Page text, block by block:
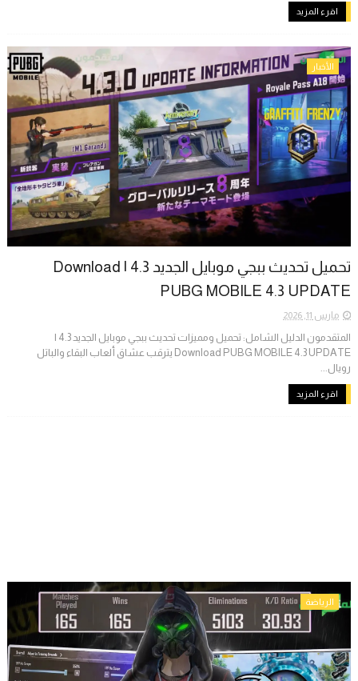
اقرء المزيد
الأخبار
تحميل تحديث ببجي موبايل الجديد 4.3 | Download
PUBG MOBILE 4.3 UPDATE
مارس 11, 2026
المتقدمون الدليل الشامل: تحميل ومميزات تحديث ببجي موبايل الجديد 4.3 |
Download PUBG MOBILE 4.3 UPDATE ​يترقب عشاق ألعاب البقاء والباتل
رويال...
اقرء المزيد
الرياضة